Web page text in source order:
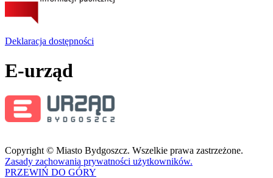
Deklaracja dostępności
E-urząd
Copyright © Miasto Bydgoszcz. Wszelkie prawa zastrzeżone.
Zasady zachowania prywatności użytkowników.
PRZEWIŃ DO GÓRY